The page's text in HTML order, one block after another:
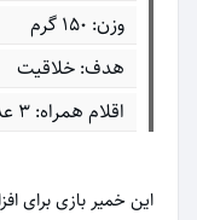
وزن: 150 گرم
هدف: خلاقیت
اقلام همراه: 3 عدد ابزار
این خمیر بازی